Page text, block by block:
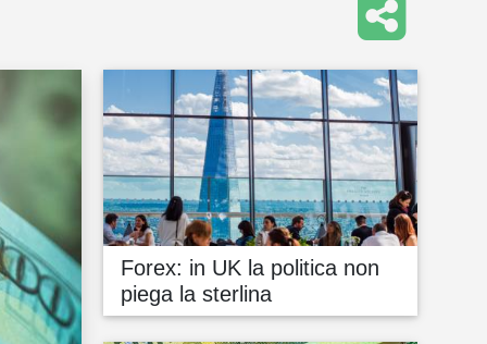
Forex: in UK la politica non
piega la sterlina